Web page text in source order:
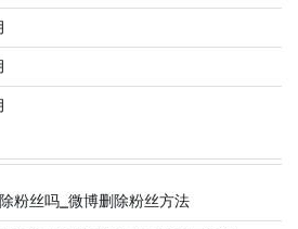
粉丝吗_微博删除粉丝方法